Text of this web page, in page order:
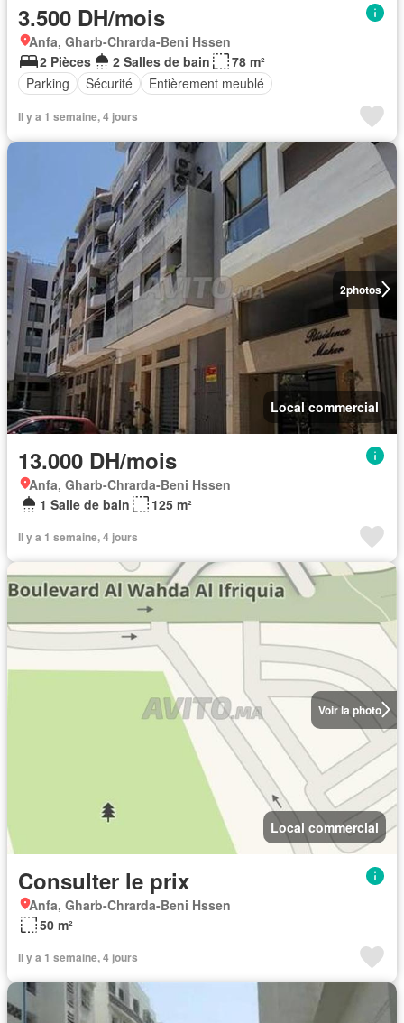
3.500 DH/mois
Anfa, Gharb-Chrarda-Beni Hssen
2 Pièces
2 Salles de bain
78 m²
Parking
Sécurité Entièrement meublé
Il y a 1 semaine, 4 jours
2photos
Local commercial
13.000 DH/mois
Anfa, Gharb-Chrarda-Beni Hssen
1 Salle de bain
125 m²
Il y a 1 semaine, 4 jours
Voir la photo
Local commercial
Consulter le prix
Anfa, Gharb-Chrarda-Beni Hssen
50 m²
Il y a 1 semaine, 4 jours